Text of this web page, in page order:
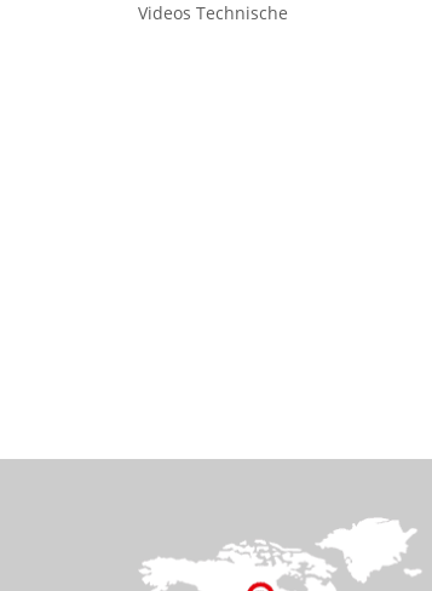
Videos Technische